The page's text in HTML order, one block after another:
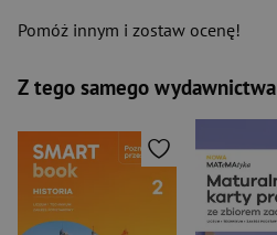
Pomóż innym i zostaw ocenę!
Z tego samego wydawnictwa